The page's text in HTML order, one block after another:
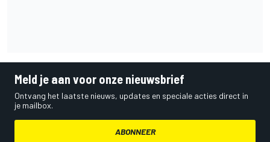
Meld je aan voor onze nieuwsbrief
Ontvang het laatste nieuws, updates en speciale acties direct in
je mailbox.
ABONNEER